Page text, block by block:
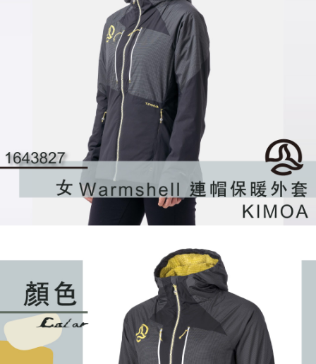
https://aftee.tw/terms/#terms3
３．未成年的使用者請事先徵得法定代理人或監護人之同意方可使用
「AFTEE先享後付」，若未經同意申辦者引起之損失，本公司不負相關責
４．使用「AFTEE先享後付」時，將依據個別帳號之用戶狀況，依本公司即
時審查核予不同之上限額度；若仍有額度不足之情形，本公司將視審查結果
請求用戶進行身份認證。
５．嚴禁一人註冊多個帳號或使用他人資訊註冊。若發現惡意使用之情形，
恩沛科技股份有限公司將有權停止該用戶之使用額度並採取法律行動。